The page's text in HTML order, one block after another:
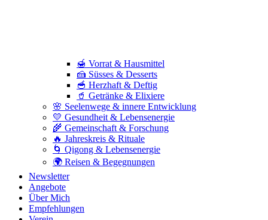
🍯 Vorrat & Hausmittel
🍰 Süsses & Desserts
🥣 Herzhaft & Deftig
🥤 Getränke & Elixiere
🌸 Seelenwege & innere Entwicklung
💛 Gesundheit & Lebensenergie
🌾 Gemeinschaft & Forschung
🔥 Jahreskreis & Rituale
🌀 Qigong & Lebensenergie
🌍 Reisen & Begegnungen
Newsletter
Angebote
Über Mich
Empfehlungen